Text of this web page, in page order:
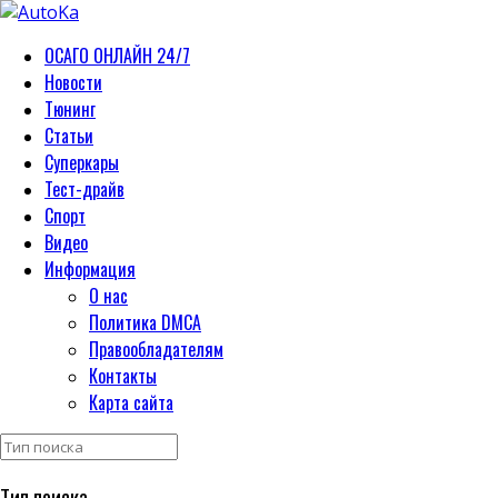
ОСАГО ОНЛАЙН 24/7
Новости
Тюнинг
Статьи
Суперкары
Тест-драйв
Спорт
Видео
Информация
О нас
Политика DMCA
Правообладателям
Контакты
Карта сайта